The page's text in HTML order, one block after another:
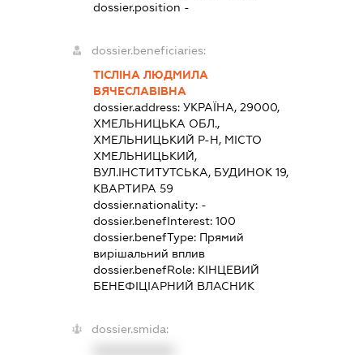
dossier.position -
dossier.beneficiaries:
ТІСЛІНА ЛЮДМИЛА
ВЯЧЕСЛАВІВНА
dossier.address:УКРАЇНА, 29000,
ХМЕЛЬНИЦЬКА ОБЛ.,
ХМЕЛЬНИЦЬКИЙ Р-Н, МІСТО
ХМЕЛЬНИЦЬКИЙ,
ВУЛ.ІНСТИТУТСЬКА, БУДИНОК 19,
КВАРТИРА 59
dossier.nationality: -
dossier.benefInterest:100
dossier.benefType: Прямий
вирішальний вплив
dossier.benefRole: КІНЦЕВИЙ
БЕНЕФІЦІАРНИЙ ВЛАСНИК
dossier.smida: